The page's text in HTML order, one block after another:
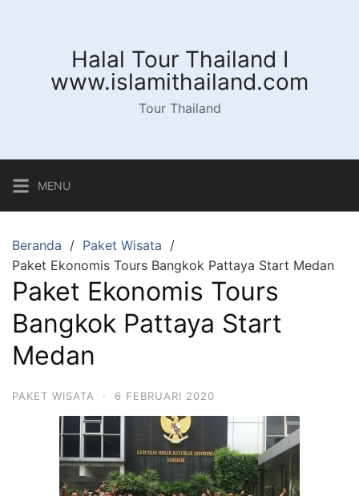
Halal Tour Thailand I
www.islamithailand.com
Tour Thailand
MENU
Beranda
Paket Wisata
Paket Ekonomis Tours Bangkok Pattaya Start Medan
Paket Ekonomis Tours
Bangkok Pattaya Start
Medan
PAKET WISATA · 6 FEBRUARI 2020